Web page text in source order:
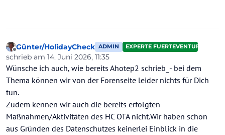
Offline
Günter/HolidayCheck ADMIN EXPERTE FUERTEVENTURA
schrieb am 14. Juni 2026, 11:35
zuletzt editiert von Günter/HolidayCheck
Wünsche ich auch, wie bereits Ahotep2 schrieb_- bei dem
Thema können wir von der Forenseite leider nichts für Dich
tun.
Zudem kennen wir auch die bereits erfolgten
Maßnahmen/Aktivitäten des HC OTA nicht.Wir haben schon
aus Gründen des Datenschutzes keinerlei Einblick in die